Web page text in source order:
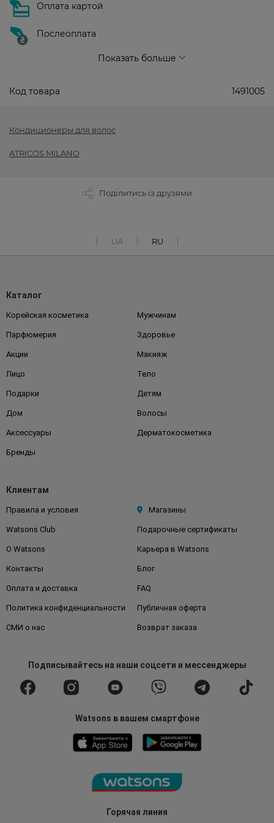
Оплата картой
Послеоплата
Показать больше
Код товара 1491005
Кондиционеры для волос
ATRICOS MILANO
Поділитись із друзями
UA RU
Горячая линия
Каталог
Корейская косметика Мужчинам
Парфюмерия Здоровье
Акции Макияж
Лицо Тело
Подарки Детям
Дом Волосы
Аксессуары Дерматокосметика
Бренды
Клиентам
Правила и условия Магазины
Watsons Club Подарочные сертификаты
О Watsons Карьера в Watsons
Контакты Блог
Оплата и доставка FAQ
Политика конфиденциальности Публичная оферта
СМИ о нас Возврат заказа
Подписывайтесьна наши соцсети и мессенджеры
Watsons в вашем смартфоне